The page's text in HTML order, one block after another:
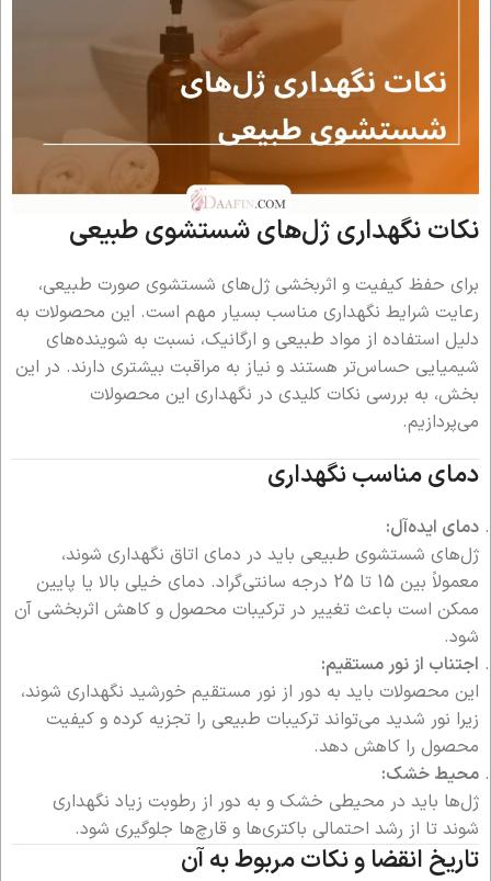
نکات نگهداری ژل‌های شستشوی طبیعی
برای حفظ کیفیت و اثربخشی ژل‌های شستشوی صورت طبیعی،
رعایت شرایط نگهداری مناسب بسیار مهم است. این محصولات به
دلیل استفاده از مواد طبیعی و ارگانیک، نسبت به شوینده‌های
شیمیایی حساس‌تر هستند و نیاز به مراقبت بیشتری دارند. در این
بخش، به بررسی نکات کلیدی در نگهداری این محصولات
می‌پردازیم.
دمای مناسب نگهداری
دمای ایده‌آل:
ژل‌های شستشوی طبیعی باید در دمای اتاق نگهداری شوند،
معمولاً بین 15 تا 25 درجه سانتی‌گراد. دمای خیلی بالا یا پایین
ممکن است باعث تغییر در ترکیبات محصول و کاهش اثربخشی آن
شود.
اجتناب از نور مستقیم:
این محصولات باید به دور از نور مستقیم خورشید نگهداری شوند،
زیرا نور شدید می‌تواند ترکیبات طبیعی را تجزیه کرده و کیفیت
محصول را کاهش دهد.
محیط خشک:
ژل‌ها باید در محیطی خشک و به دور از رطوبت زیاد نگهداری
شوند تا از رشد احتمالی باکتری‌ها و قارچ‌ها جلوگیری شود.
تاریخ انقضا و نکات مربوط به آن